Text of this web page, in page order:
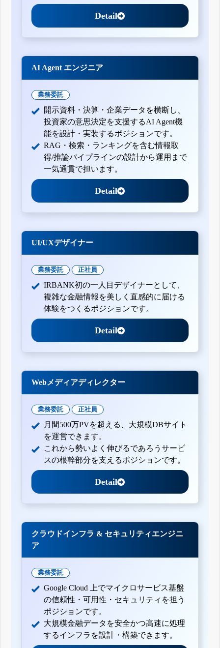
Detail
AI Agent エンジニア
業務委託
開示資料・決算・企業データを横断し、
投資家の意思決定を支援するAI Agent機
能を設計・実装するポジションです。
RAG・検索・ランキングを含む情報取
得/推論パイプラインの設計から運用まで
一気通貫で担います。
Detail
UI/UXデザイナー
業務委託 正社員
IRBANK初の一人目デザイナーとして、
複雑な金融情報を美しく直感的に届ける
体験をつくるポジションです。
Detail
Webメディアディレクター
業務委託 正社員
月間500万PVを超える、大規模DBサイト
を運営できます。
これから勢いよく伸びるであろうサービ
スの根幹部分を支えるポジションです。
Detail
クラウドインフラ & セキュリティエンジニ
ア
業務委託
Google Cloud 上でマイクロサービス基盤
の信頼性・可用性・セキュリティを担う
ポジションです。
大規模金融データを安全かつ高速に処理
するインフラを設計・構築できます。